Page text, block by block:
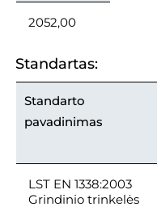
2052,00
Standartas:
Standarto
pavadinimas
LST EN 1338:2003
Grindinio trinkelės